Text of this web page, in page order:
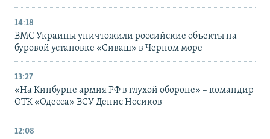
14:18
ВМС Украины уничтожили российские объекты на
буровой установке «Сиваш» в Черном море
13:27
«На Кинбурне армия РФ в глухой обороне» – командир
ОТК «Одесса» ВСУ Денис Носиков
12:08